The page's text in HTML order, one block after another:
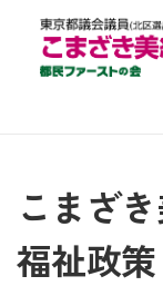
こまざ
福祉政